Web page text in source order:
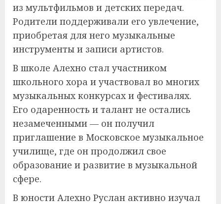
из мультфильмов и детских передач.
Родители поддерживали его увлечение,
приобретая для него музыкальные
инструменты и записи артистов.
В школе Алехно стал участником
школьного хора и участвовал во многих
музыкальных конкурсах и фестивалях.
Его одаренность и талант не остались
незамеченными — он получил
приглашение в Московское музыкальное
училище, где он продолжил свое
образование и развитие в музыкальной
сфере.
В юности Алехно Руслан активно изучал